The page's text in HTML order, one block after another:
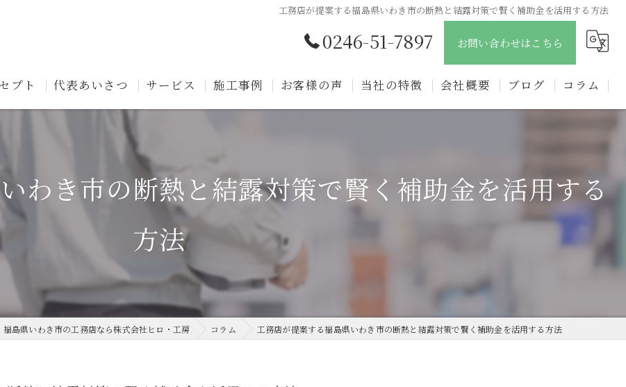
工務店が提案する福島県いわき市の断熱と結露対策で賢く補助金を活用する方法
0246-51-7897 お問い合わせはこちら
プト 代表あいさつ サービス 施工事例 お客様の声 当社の特徴
注文住宅
会社概要 ブログ コラム
わき市の断熱と結露対策で賢く補助金を活用する
方法
福島県いわき市の工務店なら株式会社ヒロ・工房 コラム 工務店が提案する福島県いわき市の断熱と結露対策で賢く補助金を活用する方法